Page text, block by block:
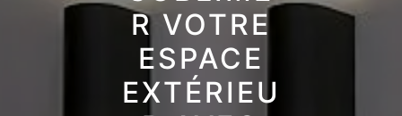
R VOTRE
ESPACE
EXTÉRIEU